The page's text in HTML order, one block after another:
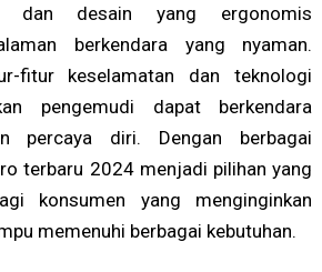
dan desain yang ergonomis
berkendara yang nyaman.
fitur keselamatan dan teknologi
pengemudi dapat berkendara
percaya diri. Dengan berbagai
terbaru 2024 menjadi pilihan yang
konsumen yang menginginkan
memenuhi berbagai kebutuhan.